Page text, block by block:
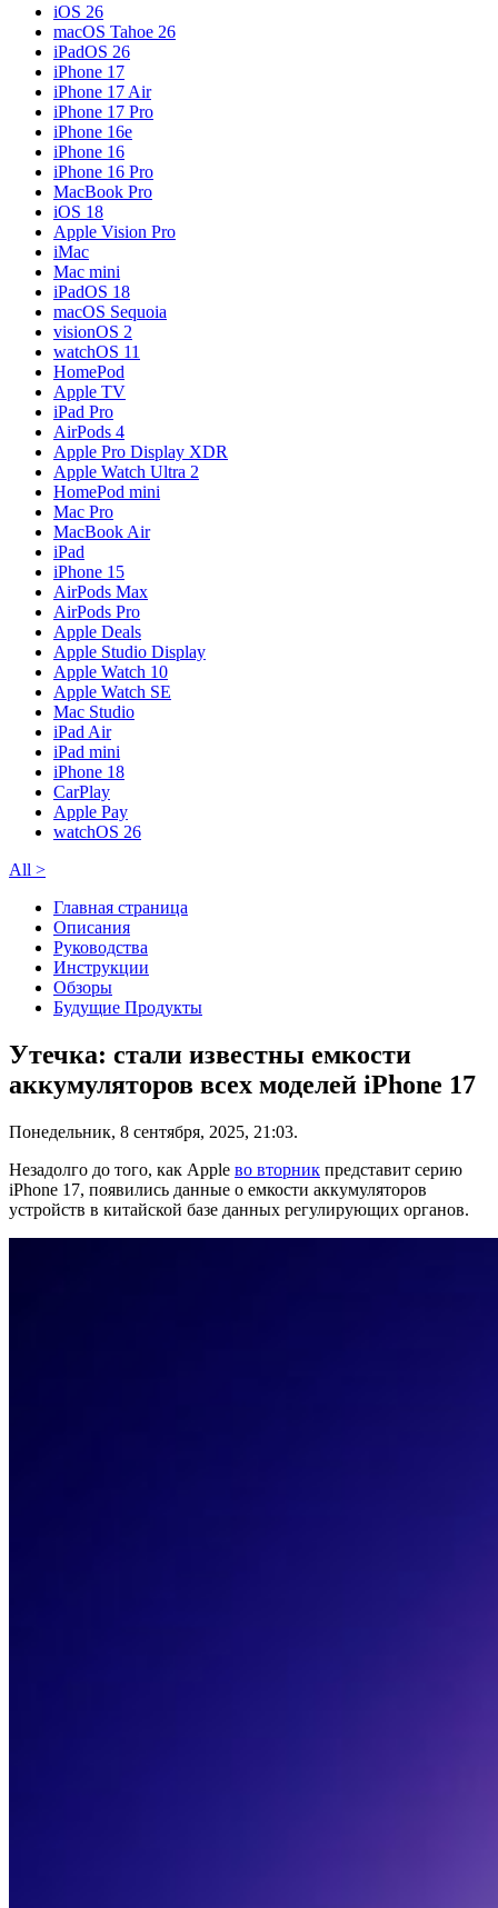
iOS 26
macOS Tahoe 26
iPadOS 26
iPhone 17
iPhone 17 Air
iPhone 17 Pro
iPhone 16e
iPhone 16
iPhone 16 Pro
MacBook Pro
iOS 18
Apple Vision Pro
iMac
Mac mini
iPadOS 18
macOS Sequoia
visionOS 2
watchOS 11
HomePod
Apple TV
iPad Pro
AirPods 4
Apple Pro Display XDR
Apple Watch Ultra 2
HomePod mini
Mac Pro
MacBook Air
iPad
iPhone 15
AirPods Max
AirPods Pro
Apple Deals
Apple Studio Display
Apple Watch 10
Apple Watch SE
Mac Studio
iPad Air
iPad mini
iPhone 18
CarPlay
Apple Pay
watchOS 26
All >
Главная страница
Описания
Руководства
Инструкции
Обзоры
Будущие Продукты
Утечка: стали известны емкости
аккумуляторов всех моделей iPhone 17
Понедельник, 8 сентября, 2025, 21:03.
Незадолго до того, как Apple во вторник представит серию
iPhone 17, появились данные о емкости аккумуляторов
устройств в китайской базе данных регулирующих органов.